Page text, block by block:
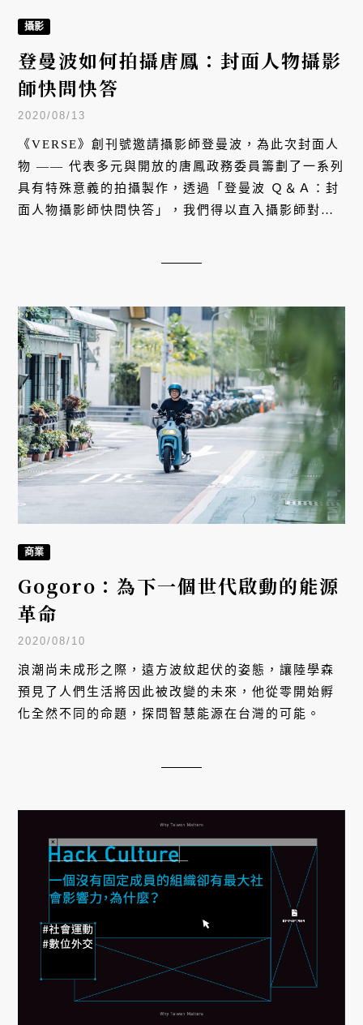
攝影
登曼波如何拍攝唐鳳：封面人物攝影
師快問快答
2020/08/13
《VERSE》創刊號邀請攝影師登曼波，為此次封面人
物 —— 代表多元與開放的唐鳳政務委員籌劃了一系列
具有特殊意義的拍攝製作，透過「登曼波 Ｑ＆Ａ：封
面人物攝影師快問快答」，我們得以直入攝影師對於
商業
Gogoro：為下一個世代啟動的能源
革命
2020/08/10
浪潮尚未成形之際，遠方波紋起伏的姿態，讓陸學森
預見了人們生活將因此被改變的未來，他從零開始孵
化全然不同的命題，探問智慧能源在台灣的可能。